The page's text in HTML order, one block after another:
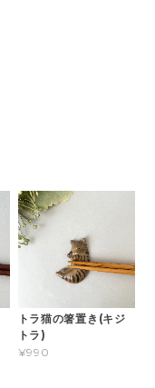
トラ猫の箸置き(キジ
トラ)
¥990